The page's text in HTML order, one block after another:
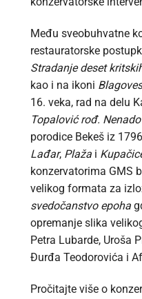
Među sveobuhvatne
restauratorske
Stradanje deset
kao i na ikoni
16. veka, rad na delu
Topalović rođ.
porodice Bekeš iz
Lađar, Plaža i
konzervatorima GMS
velikog formata za
svedočanstvo epoha
opremanje slika
Petra Lubarde, Uroša
Đurđa Teodorovića i
Pročitajte više o